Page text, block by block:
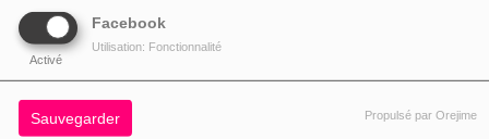
Facebook
Activé
Utilisation: Fonctionnalité
Sauvegarder Propulsé par Orejime
MAURICIEN FRANCE
Mauriciens qui habite enfrance